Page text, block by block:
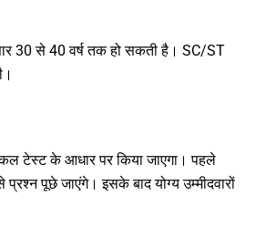
30 से 40 वर्ष तक हो सकती है। SC/ST
टेस्ट के आधार पर किया जाएगा। पहले
प्रश्न पूछे जाएंगे। इसके बाद योग्य उम्मीदवारों